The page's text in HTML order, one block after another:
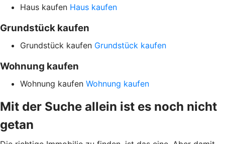
Haus kaufen Haus kaufen
Grundstück kaufen
Grundstück kaufen Grundstück kaufen
Wohnung kaufen
Wohnung kaufen Wohnung kaufen
Mit der Suche allein ist es noch nicht
getan